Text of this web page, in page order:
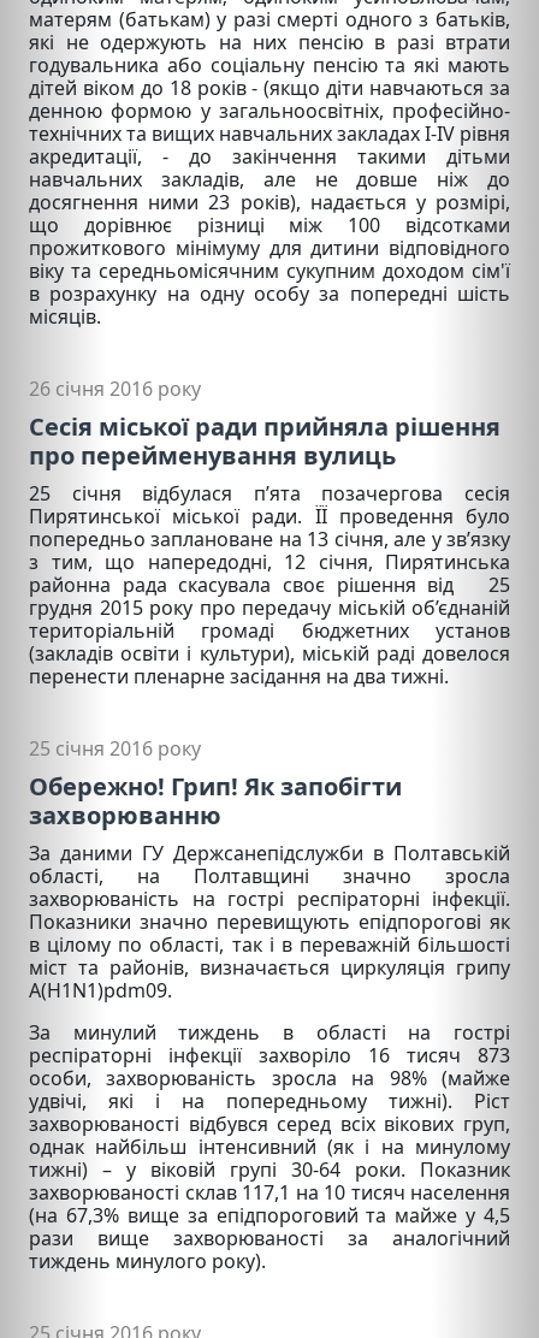
матерям (батькам) у разі смерті одного з батьків,
які не одержують на них пенсію в разі втрати
годувальника або соціальну пенсію та які мають
дітей віком до 18 років - (якщо діти навчаються за
денною формою у загальноосвітніх, професійно-
технічних та вищих навчальних закладах I-IV рівня
акредитації, - до закінчення такими дітьми
навчальних закладів, але не довше ніж до
досягнення ними 23 років), надається у розмірі,
що дорівнює різниці між 100 відсотками
прожиткового мінімуму для дитини відповідного
віку та середньомісячним сукупним доходом сім'ї
в розрахунку на одну особу за попередні шість
місяців.
26 січня 2016 року
Сесія міської ради прийняла рішення
про перейменування вулиць
25 січня відбулася п’ята позачергова сесія
Пирятинської міської ради. ЇЇ проведення було
попередньо заплановане на 13 січня, але у зв’язку
з тим, що напередодні, 12 січня, Пирятинська
районна рада скасувала своє рішення від 25
грудня 2015 року про передачу міській об’єднаній
територіальній громаді бюджетних установ
(закладів освіти і культури), міській раді довелося
перенести пленарне засідання на два тижні.
25 січня 2016 року
Обережно! Грип! Як запобігти
захворюванню
За даними ГУ Держсанепідслужби в Полтавській
області, на Полтавщині значно зросла
захворюваність на гострі респіраторні інфекції.
Показники значно перевищують епідпорогові як
в цілому по області, так і в переважній більшості
міст та районів, визначається циркуляція грипу
A(H1N1)pdm09.
За минулий тиждень в області на гострі
респіраторні інфекції захворіло 16 тисяч 873
особи, захворюваність зросла на 98% (майже
удвічі, які і на попередньому тижні). Ріст
захворюваності відбувся серед всіх вікових груп,
однак найбільш інтенсивний (як і на минулому
тижні) – у віковій групі 30-64 роки. Показник
захворюваності склав 117,1 на 10 тисяч населення
(на 67,3% вище за епідпороговий та майже у 4,5
рази вище захворюваності за аналогічний
тиждень минулого року).